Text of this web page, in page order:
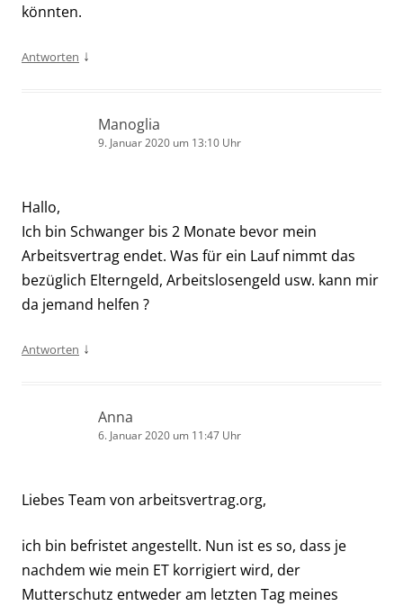
könnten.
Antworten ↓
Manoglia
9. Januar 2020 um 13:10 Uhr
Hallo,
Ich bin Schwanger bis 2 Monate bevor mein
Arbeitsvertrag endet. Was für ein Lauf nimmt das
bezüglich Elterngeld, Arbeitslosengeld usw. kann mir
da jemand helfen ?
Antworten ↓
Anna
6. Januar 2020 um 11:47 Uhr
Liebes Team von arbeitsvertrag.org,
ich bin befristet angestellt. Nun ist es so, dass je
nachdem wie mein ET korrigiert wird, der
Mutterschutz entweder am letzten Tag meines